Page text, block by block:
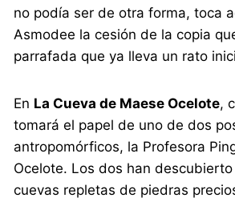
no podía ser de otra forma, toca
Asmodee la cesión de la copia
parrafada que ya lleva un rato
En La Cueva de Maese Ocelote,
tomará el papel de uno de dos
antropomórficos, la Profesora
Ocelote. Los dos han
cuevas repletas de piedras